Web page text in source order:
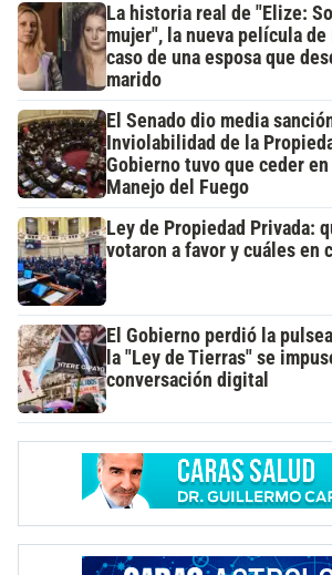
La historia real de "Elize:
mujer", la nueva película de
caso de una esposa que
marido
El Senado dio media
Inviolabilidad de la
Gobierno tuvo que ceder en
Manejo del Fuego
Ley de Propiedad Privada:
votaron a favor y cuáles en
El Gobierno perdió la
la "Ley de Tierras" se
conversación digital